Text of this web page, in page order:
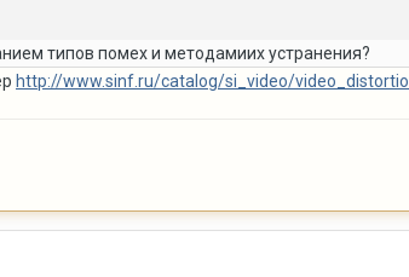
типов помех и методамиих устранения?
http://www.sinf.ru/catalog/si_video/